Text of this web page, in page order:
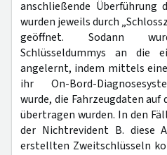
anschließende Überführung
wurden jeweils durch
geöffnet. Sodann
Schlüsseldummys an die
angelernt, indem mittels
ihr On-Bord-
wurde, die Fahrzeugdaten auf
übertragen wurden. In den
der Nichtrevident B. diese
erstellten Zweitschlüsseln